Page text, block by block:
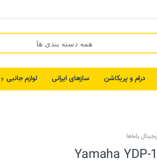
درام و پریکاشن سازهای ایرانی لوازم جانبی
یاماها
Yamaha YDP-